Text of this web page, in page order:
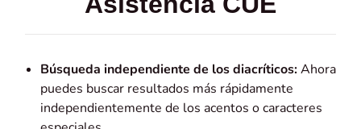
Búsqueda independiente de los diacríticos:Ahora
puedes buscar resultados más rápidamente
independientemente de los acentos o caracteres